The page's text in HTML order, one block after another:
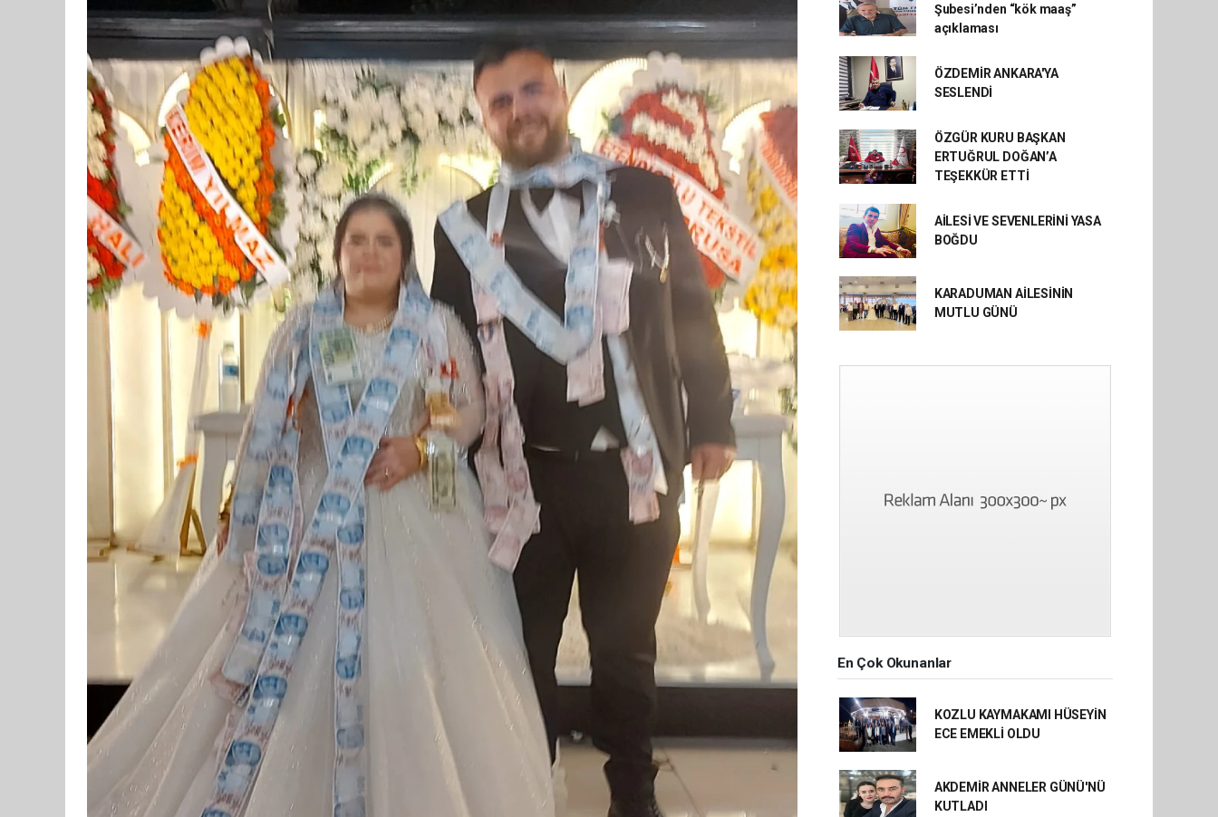
Şubesi’nden “kök maaş”
açıklaması
ÖZDEMİR ANKARA'YA
SESLENDİ
ÖZGÜR KURU BAŞKAN
ERTUĞRUL DOĞAN’A
TEŞEKKÜR ETTİ
AİLESİ VE SEVENLERİNİ YASA
BOĞDU
KARADUMAN AİLESİNİN
MUTLU GÜNÜ
En Çok Okunanlar
KOZLU KAYMAKAMI HÜSEYİN
ECE EMEKLİ OLDU
AKDEMİR ANNELER GÜNÜ'NÜ
KUTLADI